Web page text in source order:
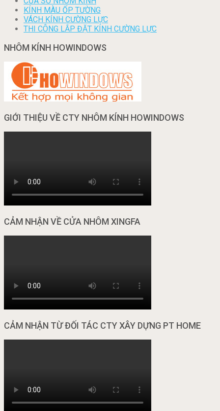
KÍNH MÀU ỐP TƯỜNG
VÁCH KÍNH CƯỜNG LỰC
THI CÔNG LẮP ĐẶT KÍNH CƯỜNG LỰC
NHÔM KÍNH HOWINDOWS
GIỚI THIỆU VỀ CTY NHÔM KÍNH HOWINDOWS
CẢM NHẬN VỀ CỬA NHÔM XINGFA
CẢM NHẬN TỪ ĐỐI TÁC CTY XÂY DỰNG PT HOME